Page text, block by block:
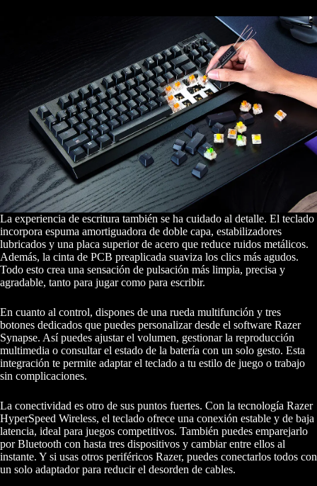
La experiencia de escritura también se ha cuidado al detalle. El teclado
incorpora espuma amortiguadora de doble capa, estabilizadores
lubricados y una placa superior de acero que reduce ruidos metálicos.
Además, la cinta de PCB preaplicada suaviza los clics más agudos.
Todo esto crea una sensación de pulsación más limpia, precisa y
agradable, tanto para jugar como para escribir.
En cuanto al control, dispones de una rueda multifunción y tres
botones dedicados que puedes personalizar desde el software Razer
Synapse. Así puedes ajustar el volumen, gestionar la reproducción
multimedia o consultar el estado de la batería con un solo gesto. Esta
integración te permite adaptar el teclado a tu estilo de juego o trabajo
sin complicaciones.
La conectividad es otro de sus puntos fuertes. Con la tecnología Razer
HyperSpeed Wireless, el teclado ofrece una conexión estable y de baja
latencia, ideal para juegos competitivos. También puedes emparejarlo
por Bluetooth con hasta tres dispositivos y cambiar entre ellos al
instante. Y si usas otros periféricos Razer, puedes conectarlos todos con
un solo adaptador para reducir el desorden de cables.